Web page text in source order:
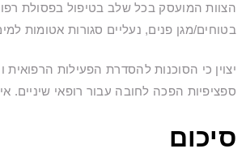
הצוות המועסק בכל שלב בטיפול בפסולת
בטוחים/מגן פנים, נעליים סגורות אטומות
יצוין כי הסוכנות להסדרת הפעילות
ספציפיות הפכה לחובה עבור רופאי שיניים.
סיכום